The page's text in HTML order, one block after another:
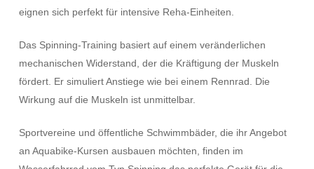
eignen sich perfekt für intensive Reha-Einheiten.
Das Spinning-Training basiert auf einem veränderlichen
mechanischen Widerstand, der die Kräftigung der Muskeln
fördert. Er simuliert Anstiege wie bei einem Rennrad. Die
Wirkung auf die Muskeln ist unmittelbar.
Sportvereine und öffentliche Schwimmbäder, die ihr Angebot
an Aquabike-Kursen ausbauen möchten, finden im